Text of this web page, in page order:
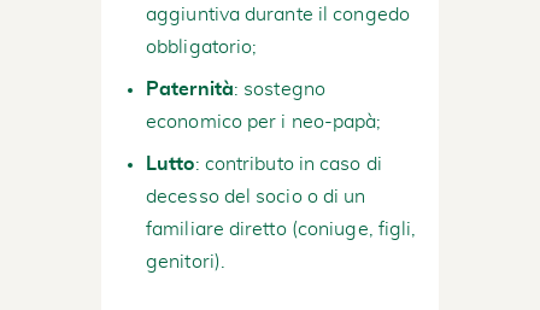
aggiuntiva durante il congedo
obbligatorio;
Paternità: sostegno
economico per i neo-papà;
Lutto: contributo in caso di
decesso del socio o di un
familiare diretto (coniuge, figli,
genitori).